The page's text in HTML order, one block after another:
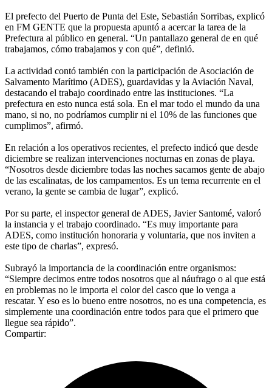
El prefecto del Puerto de Punta del Este, Sebastián Sorribas, explicó
en FM GENTE que la propuesta apuntó a acercar la tarea de la
Prefectura al público en general. “Un pantallazo general de en qué
trabajamos, cómo trabajamos y con qué”, definió.
La actividad contó también con la participación de Asociación de
Salvamento Marítimo (ADES), guardavidas y la Aviación Naval,
destacando el trabajo coordinado entre las instituciones. “La
prefectura en esto nunca está sola. En el mar todo el mundo da una
mano, si no, no podríamos cumplir ni el 10% de las funciones que
cumplimos”, afirmó.
En relación a los operativos recientes, el prefecto indicó que desde
diciembre se realizan intervenciones nocturnas en zonas de playa.
“Nosotros desde diciembre todas las noches sacamos gente de abajo
de las escalinatas, de los campamentos. Es un tema recurrente en el
verano, la gente se cambia de lugar”, explicó.
Por su parte, el inspector general de ADES, Javier Santomé, valoró
la instancia y el trabajo coordinado. “Es muy importante para
ADES, como institución honoraria y voluntaria, que nos inviten a
este tipo de charlas”, expresó.
Subrayó la importancia de la coordinación entre organismos:
“Siempre decimos entre todos nosotros que al náufrago o al que está
en problemas no le importa el color del casco que lo venga a
rescatar. Y eso es lo bueno entre nosotros, no es una competencia, es
simplemente una coordinación entre todos para que el primero que
llegue sea rápido”.
Compartir: